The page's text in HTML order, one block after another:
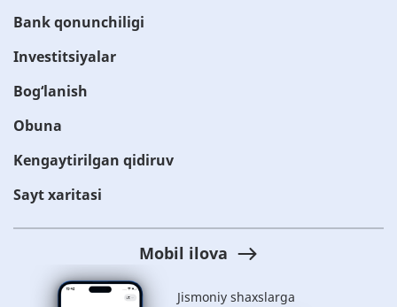
Bank qonunchiligi
Investitsiyalar
Bog‘lanish
Obuna
Kengaytirilgan qidiruv
Sayt xaritasi
Mobil ilova
Jismoniy shaxslarga